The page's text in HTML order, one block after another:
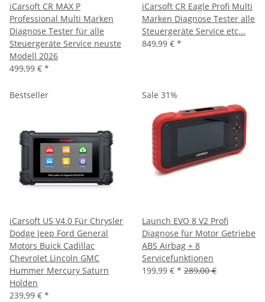
iCarsoft CR MAX P
Professional Multi Marken
Diagnose Tester für alle
Steuergeräte Service neuste
Modell 2026
499,99 € *
iCarsoft CR Eagle Profi Multi
Marken Diagnose Tester alle
Steuergeräte Service etc...
849,99 € *
Bestseller
iCarsoft US V4.0 Für Chrysler
Dodge Jeep Ford General
Motors Buick Cadillac
Chevrolet Lincoln GMC
Hummer Mercury Saturn
Holden
239,99 € *
Sale 31%
Launch EVO 8 V2 Profi
Diagnose für Motor Getriebe
ABS Airbag + 8
Servicefunktionen
199,99 € * 289,00 €